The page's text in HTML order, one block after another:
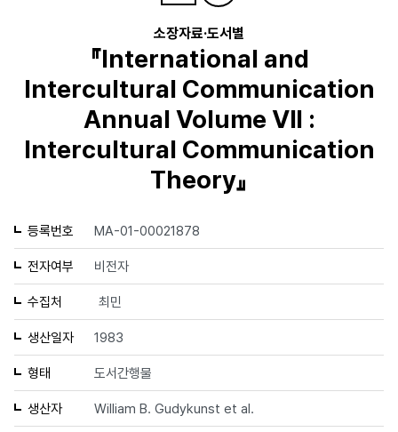
소장자료·도서별
『International and
Intercultural Communication
Annual Volume Ⅶ :
Intercultural Communication
Theory』
등록번호 MA-01-00021878
전자여부 비전자
수집처 최민
생산일자 1983
형태 도서간행물
생산자 William B. Gudykunst et al.